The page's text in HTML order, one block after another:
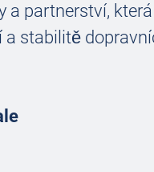
partnerství,
stabilitě